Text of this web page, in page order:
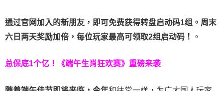
通过官网加入的新朋友，即可免费获得转盘启动码1组。周末
六日两天奖励加倍，每位玩家最高可领取2组启动码！
。
总保底1个亿！ 《端午生肖狂欢赛》重磅来袭